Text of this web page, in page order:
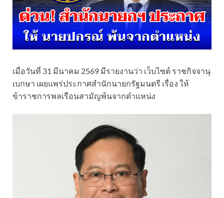
เมื่อวันที่ 31 มีนาคม 2569 มีรายงานว่า เว็บไซต์ ราชกิจจานุ
เบกษา เผยแพร่ประกาศสำนักนายกรัฐมนตรี เรื่อง ให้
ข้าราชการพลเรือนสามัญพ้นจากตำแหน่ง